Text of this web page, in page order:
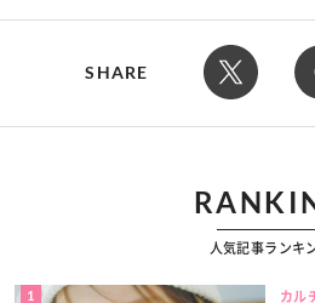
SHARE
人気記事ランキ
1 カル